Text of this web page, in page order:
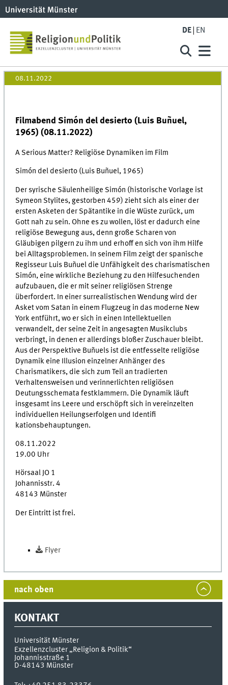
DE EN
08.11.2022
Filmabend Simón del desierto (Luis Buñuel,
1965) (08.11.2022)
A Serious Matter? Religiöse Dynamiken im Film
Simón del desierto (Luis Buñuel, 1965)
Der syrische Säulenheilige Simón (historische Vorlage ist
Symeon Stylites, gestorben 459) zieht sich als einer der
ersten Asketen der Spätantike in die Wüste zurück, um
Gott nah zu sein. Ohne es zu wollen, löst er dadurch eine
religiöse Bewegung aus, denn große Scharen von
Gläubigen pilgern zu ihm und erhoff en sich von ihm Hilfe
bei Alltagsproblemen. In seinem Film zeigt der spanische
Regisseur Luis Buñuel die Unfähigkeit des charismatischen
Simón, eine wirkliche Beziehung zu den Hilfesuchenden
aufzubauen, die er mit seiner religiösen Strenge
überfordert. In einer surrealistischen Wendung wird der
Asket vom Satan in einem Flugzeug in das moderne New
York entführt, wo er sich in einen Intellektuellen
verwandelt, der seine Zeit in angesagten Musikclubs
verbringt, in denen er allerdings bloßer Zuschauer bleibt.
Aus der Perspektive Buñuels ist die entfesselte religiöse
Dynamik eine Illusion einzelner Anhänger des
Charismatikers, die sich zum Teil an tradierten
Verhaltensweisen und verinnerlichten religiösen
Deutungsschemata festklammern. Die Dynamik läuft
insgesamt ins Leere und erschöpft sich in vereinzelten
individuellen Heilungserfolgen und Identifi
kationsbehauptungen.
08.11.2022
19.00 Uhr
Hörsaal JO 1
Johannisstr. 4
48143 Münster
Der Eintritt ist frei.
Flyer
nach oben
KONTAKT
Universität Münster
Exzellenzcluster „Religion & Politik“
Johannisstraße 1
D-48143 Münster